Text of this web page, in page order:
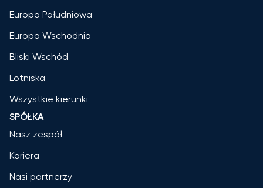
Europa Południowa
Europa Wschodnia
Bliski Wschód
Lotniska
Wszystkie kierunki
SPÓŁKA
Nasz zespół
Kariera
Nasi partnerzy